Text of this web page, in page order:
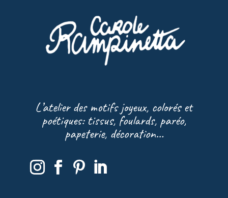
L’atelier des motifs joyeux, colorés et
poétiques: tissus, foulards, paréo,
papeterie, décoration…